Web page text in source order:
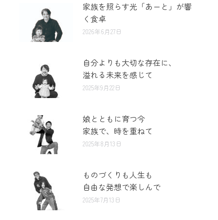
家族を照らす光「あーと」が響
く食卓
2026年6月27日
自分よりも大切な存在に、
溢れる未来を感じて
2025年9月22日
娘とともに育つ今
家族で、時を重ねて
2025年8月13日
ものづくりも人生も
自由な発想で楽しんで
2025年7月13日